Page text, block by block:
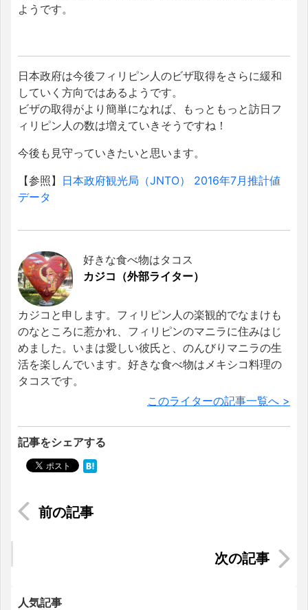
ようです。
日本政府は今後フィリピン人のビザ取得をさらに緩和
していく方向ではあるようです。
ビザの取得がより簡単になれば、もっともっと訪日フ
ィリピン人の数は増えていきそうですね！
今後も見守っていきたいと思います。
【参照】 日本政府観光局（JNTO） 2016年7月推計値
データ
好きな食べ物はタコス
カジコ（外部ライター）
カジコと申します。フィリピン人の楽観的でなまけも
のなところに惹かれ、フィリピンのマニラに住みはじ
めました。いまは愛しい彼氏と、のんびりマニラの生
活を楽しんでいます。好きな食べ物はメキシコ料理の
タコスです。
このライターの記事一覧へ >
記事をシェアする
短期間で話せるようになる！ ベトナム留学の
ベトナムで過ごすタマリンドな休日～床屋で散髪
人気記事